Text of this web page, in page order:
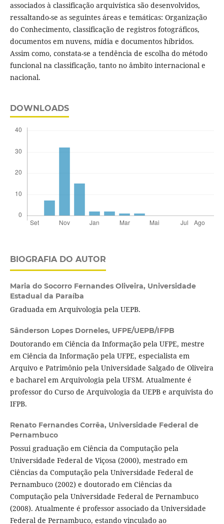
associados à classificação arquivística são desenvolvidos,
ressaltando-se as seguintes áreas e temáticas: Organização
do Conhecimento, classificação de registros fotográficos,
documentos em nuvens, mídia e documentos híbridos.
Assim como, constata-se a tendência de escolha do método
funcional na classificação, tanto no âmbito internacional e
nacional.
DOWNLOADS
BIOGRAFIA DO AUTOR
Maria do Socorro Fernandes Oliveira, Universidade
Estadual da Paraíba
Graduada em Arquivologia pela UEPB.
Sânderson Lopes Dorneles, UFPE/UEPB/IFPB
Doutorando em Ciência da Informação pela UFPE, mestre
em Ciência da Informação pela UFPE, especialista em
Arquivo e Patrimônio pela Universidade Salgado de Oliveira
e bacharel em Arquivologia pela UFSM. Atualmente é
professor do Curso de Arquivologia da UEPB e arquivista do
IFPB.
Renato Fernandes Corrêa, Universidade Federal de
Pernambuco
Possui graduação em Ciência da Computação pela
Universidade Federal de Viçosa (2000), mestrado em
Ciências da Computação pela Universidade Federal de
Pernambuco (2002) e doutorado em Ciências da
Computação pela Universidade Federal de Pernambuco
(2008). Atualmente é professor associado da Universidade
Federal de Pernambuco, estando vinculado ao